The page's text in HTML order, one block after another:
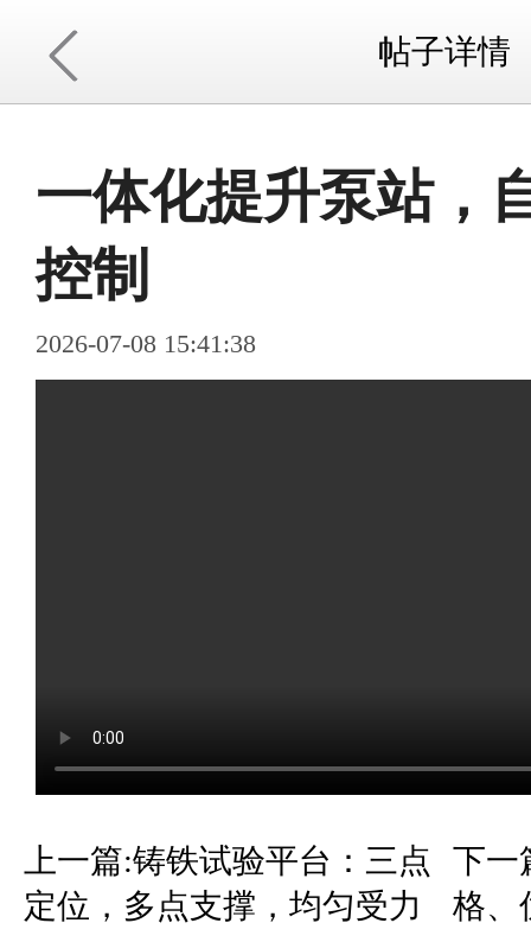
帖子详情
一体化提升泵站，
控制
2026-07-08 15:41:38
上一篇:铸铁试验平台：三点
定位，多点支撑，均匀受力
下一
格、